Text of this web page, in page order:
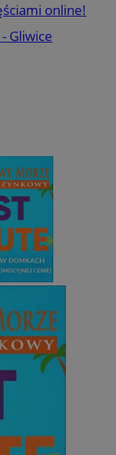
online!
Gliwice